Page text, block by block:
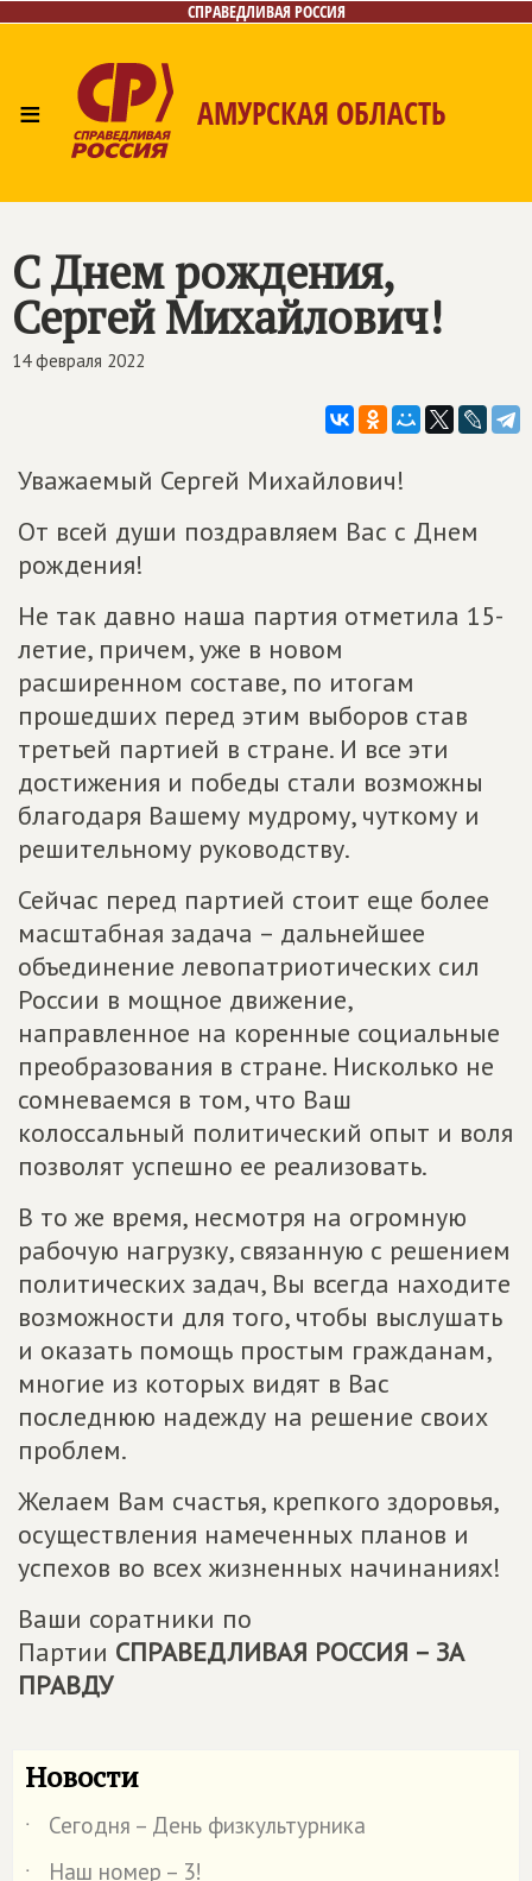
СПРАВЕДЛИВАЯ РОССИЯ
≡ АМУРСКАЯ ОБЛАСТЬ
С Днем рождения,
Сергей Михайлович!
14 февраля 2022
Уважаемый Сергей Михайлович!
От всей души поздравляем Вас с Днем
рождения!
Не так давно наша партия отметила 15-
летие, причем, уже в новом
расширенном составе, по итогам
прошедших перед этим выборов став
третьей партией в стране. И все эти
достижения и победы стали возможны
благодаря Вашему мудрому, чуткому и
решительному руководству.
Сейчас перед партией стоит еще более
масштабная задача – дальнейшее
объединение левопатриотических сил
России в мощное движение,
направленное на коренные социальные
преобразования в стране. Нисколько не
сомневаемся в том, что Ваш
колоссальный политический опыт и воля
позволят успешно ее реализовать.
В то же время, несмотря на огромную
рабочую нагрузку, связанную с решением
политических задач, Вы всегда находите
возможности для того, чтобы выслушать
и оказать помощь простым гражданам,
многие из которых видят в Вас
последнюю надежду на решение своих
проблем.
Желаем Вам счастья, крепкого здоровья,
осуществления намеченных планов и
успехов во всех жизненных начинаниях!
Ваши соратники по
Партии СПРАВЕДЛИВАЯ РОССИЯ – ЗА
ПРАВДУ
Новости
˙
Сегодня – День физкультурника
Наш номер – 3!